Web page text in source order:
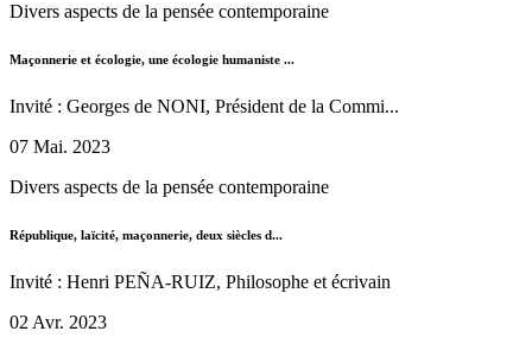
Divers aspects de la pensée contemporaine
Maçonnerie et écologie, une écologie humaniste ...
Invité : Georges de NONI, Président de la Commi...
07 Mai. 2023
Divers aspects de la pensée contemporaine
République, laïcité, maçonnerie, deux siècles d...
Invité : Henri PEÑA-RUIZ, Philosophe et écrivain
02 Avr. 2023